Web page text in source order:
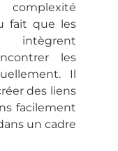
fait que les
intègrent
les
Il
des liens
facilement
un cadre